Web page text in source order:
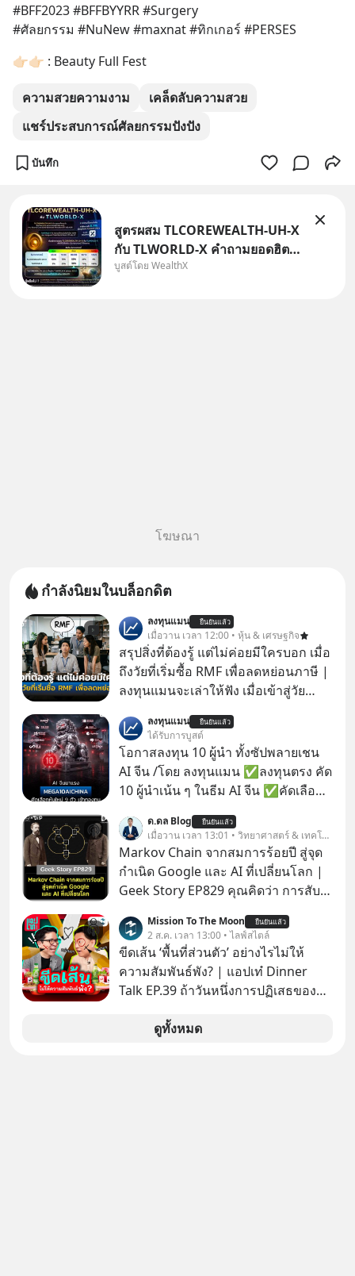
#BFF2023 #BFFBYYRR #Surgery
#ศัลยกรรม #NuNew #maxnat #ทิกเกอร์ #PERSES
👉🏻👉🏻 : Beauty Full Fest
ความสวยความงาม
เคล็ดลับความสวย
แชร์ประสบการณ์ศัลยกรรมปังปัง
บันทึก
สูตรผสม TLCOREWEALTH-UH-X
กับ TLWORLD-X คำถามยอดฮิตที่
คนใช้ WealthX ถามเข้ามา
บูสต์โดย WealthX
โฆษณา
กำลังนิยมในบล็อกดิต
ลงทุนแมน ยืนยันแล้ว
เมื่อวาน เวลา 12:00 • หุ้น & เศรษฐกิจ
สรุปสิ่งที่ต้องรู้ แต่ไม่ค่อยมีใครบอก เมื่อ
ถึงวัยที่เริ่มซื้อ RMF เพื่อลดหย่อนภาษี |
ลงทุนแมนจะเล่าให้ฟัง เมื่อเข้าสู่วัย
ภาษี หลายคนมักได้รับคำแนะนำให้
ลงทุนใน RMF เพราะนอกจากจะช่วยลด
หย่อนภาษีได้แล้ว ยังเป็นโอกาสในการ
สร้างความมั่งคั่งระยะยาว แต่น้อยคน
นักที่จะลงลึกว่า ถ้าลงทุนใน RMF ควรรู้
อะไรบ้าง ควรดู ตรงไหน ทำอย่างไร ถึง
จะดีกับเรา แล้วเราควรรู้ข้อมูลอะไร
เกี่ยวกับ RMF บ้าง เพื่อให้นำไปใช้ต่อได้
จริง ๆ ลงทุนแมนจะเล่าให้ฟัง
ลงทุนแมน ยืนยันแล้ว
ได้รับการบูสต์
โอกาสลงทุน 10 ผู้นำ ทั้งซัปพลายเชน
AI จีน /โดย ลงทุนแมน ✅ลงทุนตรง คัด
10 ผู้นำเน้น ๆ ในธีม AI จีน ✅คัดเลือก
เจ้าของผู้นำ AI จีน ตั้งแต่โรงงานผลิตชิป
หน่วยความจำ โมเดล AI ยันหุ่นยนต์
✅ได้การรับยกเว้นภาษี Capital Gain
ตามกฎหมายภาษีของประเทศไทย
ด.ดล Blog ยืนยันแล้ว
เมื่อวาน เวลา 13:01 • วิทยาศาสตร์ & เทคโนโลยี
Markov Chain จากสมการร้อยปี สู่จุด
กำเนิด Google และ AI ที่เปลี่ยนโลก |
Geek Story EP829 คุณคิดว่า การสับ
นิวเคลียร์ อัลกอริทึมของ Google ที่ใช้
โค่นล้มแชมป์เก่าอย่าง Yahoo และ
ความฉลาดของ AI ในปัจจุบัน มีอะไรที่
เหมือนกัน? เชื่อหรือไม่ว่า สิ่งเปลี่ยนโลก
ทะเลาะกัน” ของนักคณิตศาสตร์ชาว
รัสเซียสองคนเมื่อกว่าร้อยปีก่อน! จาก
Mission To The Moon ยืนยันแล้ว
2 ส.ค. เวลา 13:00 • ไลฟ์สไตล์
ขีดเส้น ‘พื้นที่ส่วนตัว’ อย่างไรไม่ให้
ความสัมพันธ์พัง? | แอปเท๋ Dinner
Talk EP.39 ถ้าวันหนึ่งการปฏิเสธของ
ตั้งกำแพงใส่และมองว่าเราเห็นแก่ตัวทั้ง
ดูทั้งหมด